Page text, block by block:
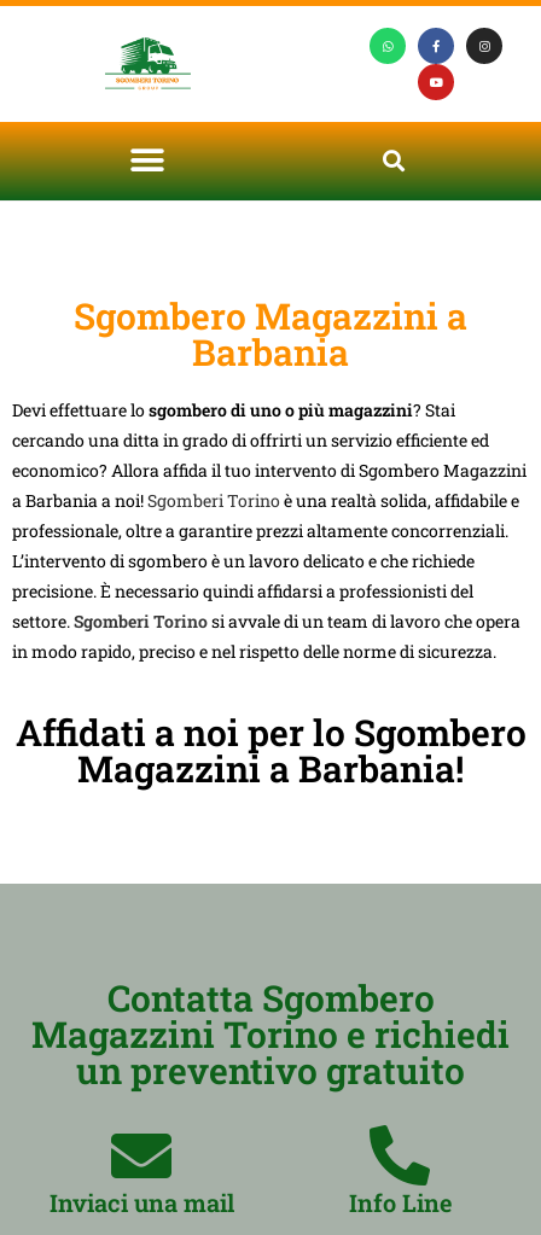
Sgombero Magazzini a
Barbania
Devi effettuare losgombero di uno o più magazzini? Stai
cercando una ditta in grado di offrirti un servizio efficiente ed
economico? Allora affida il tuo intervento di Sgombero Magazzini
a Barbania a noi!Sgomberi Torinoè una realtà solida, affidabile e
professionale, oltre a garantire prezzi altamente concorrenziali.
L’intervento di sgombero è un lavoro delicato e che richiede
precisione. È necessario quindi affidarsi a professionisti del
settore.Sgomberi Torinosi avvale di un team di lavoro che opera
in modo rapido, preciso e nel rispetto delle norme di sicurezza.
Affidati a noi per lo Sgombero
Magazzini a Barbania!
Contatta Sgombero
Magazzini Torino e richiedi
un preventivo gratuito
Inviaci una mail Info Line